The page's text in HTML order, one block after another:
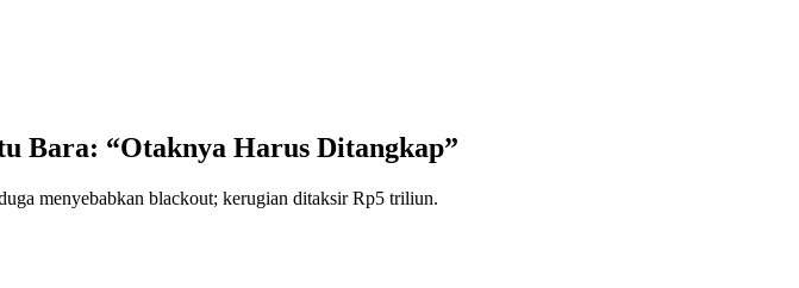
Bara: “Otaknya Harus Ditangkap”
menyebabkan blackout; kerugian ditaksir Rp5 triliun.